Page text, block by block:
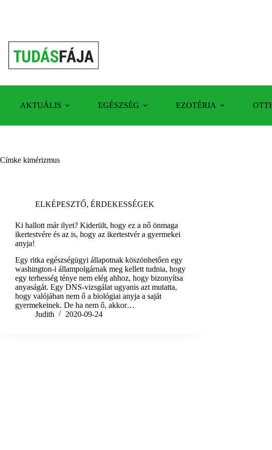
AKTUÁLIS EGÉSZSÉG EZOTÉRIA
Címke kimérizmus
ELKÉPESZTŐ, ÉRDEKESSÉGEK
Ki hallott már ilyet? Kiderült, hogy ez a nő önmaga
ikertestvére és az is, hogy az ikertestvér a gyermekei
anyja!
Egy ritka egészségügyi állapotnak köszönhetően egy
washington-i állampolgárnak meg kellett tudnia, hogy
egy terhesség ténye nem elég ahhoz, hogy bizonyítsa
anyaságát. Egy DNS-vizsgálat ugyanis azt mutatta,
hogy valójában nem ő a biológiai anyja a saját
gyermekeinek. De ha nem ő, akkor…
Judith
2020-09-24